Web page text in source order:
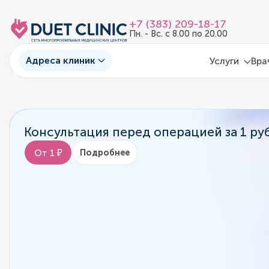
+7 (383) 209-18-17
Пн. - Вс. с 8.00 по 20.00
Адреса клиник Услуги
Консультация перед операцией за 1
От 1 ₽ Подробнее